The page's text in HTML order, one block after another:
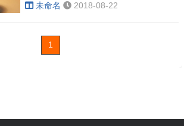
未命名 2018-08-22
1